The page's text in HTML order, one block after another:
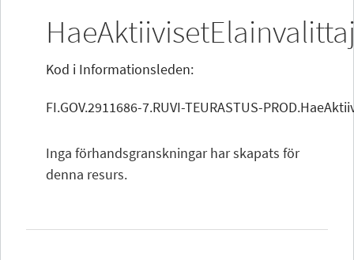
Kod i Informationsleden:
FI.GOV.2911686-7.RUVI-TEURASTUS-
Inga förhandsgranskningar har skapats för
denna resurs.